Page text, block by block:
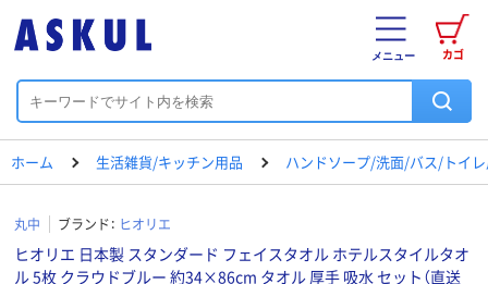
カゴ
メニュー
ホーム 生活雑貨/キッチン用品 ハンドソープ/洗面/バス/トイ
丸中 ブランド： ヒオリエ
ヒオリエ 日本製 スタンダード フェイスタオル ホテルスタイルタオ
ル 5枚 クラウドブルー 約34×86cm タオル 厚手 吸水 セット（直送